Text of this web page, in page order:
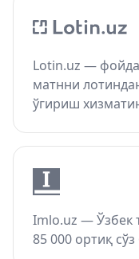
Lotin.uz —
матнни
ўгириш
Imlo.uz — Ўзбек
85 000 ортиқ